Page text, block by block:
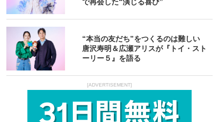
で再会した“演じる喜び”
“本当の友だち”をつくるのは難しい
唐沢寿明＆広瀬アリスが『トイ・スト
ーリー５』を語る
[ADVERTISEMENT]